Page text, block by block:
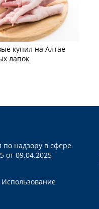
купил на Алтае
лапок
надзору в сфере
от 09.04.2025